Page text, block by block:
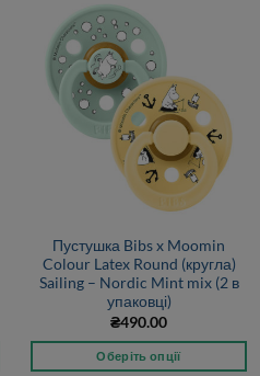
Пустушка Bibs x Moomin
Colour Latex Round (кругла)
Sailing – Nordic Mint mix (2 в
упаковці)
₴490.00
Оберіть опції